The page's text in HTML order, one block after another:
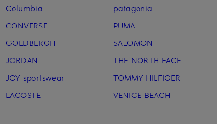
Columbia
CONVERSE
GOLDBERGH
JORDAN
JOY sportswear
LACOSTE
patagonia
PUMA
SALOMON
THE NORTH FACE
TOMMY HILFIGER
VENICE BEACH